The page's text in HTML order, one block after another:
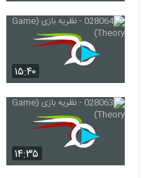
49
(Complex Analytics)
۴۶۷ بازدید
(Complex Analytics)
۴۴۱ بازدید
۱۵:۴۰
۱۴:۳۵